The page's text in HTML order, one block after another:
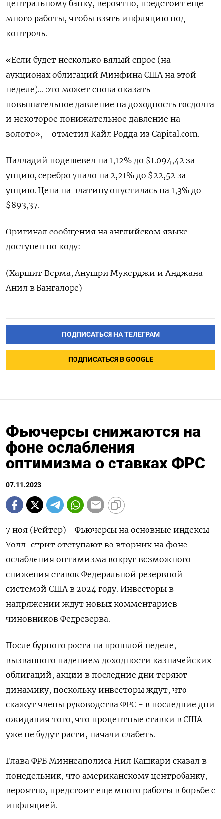
центральному банку, вероятно, предстоит еще
много работы, чтобы взять инфляцию под
контроль.
«Если будет несколько вялый спрос (на
аукционах облигаций Минфина США на этой
неделе)... это может снова оказать
повышательное давление на доходность госдолга
и некоторое понижательное давление на
золото», - отметил Кайл Родда из Capital.com.
Палладий подешевел на 1,12% до $1.094,42​​ за
унцию, серебро упало на 2,21% до $22,52​ за
унцию. Цена на платину опустилась на 1,3% до
$893,37.
Оригинал сообщения на английском языке
доступен по коду:
(Харшит Верма, Анушри Мукерджи и Анджана
Анил в Бангалоре)
ПОДПИСАТЬСЯ НА ТЕЛЕГРАМ
ПОДПИСАТЬСЯ В GOOGLE
Фьючерсы снижаются на
фоне ослабления
оптимизма о ставках ФРС
07.11.2023
7 ноя (Рейтер) - Фьючерсы на основные индексы
Уолл-стрит отступают во вторник на фоне
ослабления оптимизма вокруг возможного
снижения ставок Федеральной резервной
системой США в 2024 году. Инвесторы в
напряжении ждут новых комментариев
чиновников Федрезерва.
После бурного роста на прошлой неделе,
вызванного падением доходности казначейских
облигаций, акции в последние дни теряют
динамику, поскольку инвесторы ждут, что
скажут члены руководства ФРС - в последние дни
ожидания того, что процентные ставки в США
уже не будут расти, начали слабеть.
Глава ФРБ Миннеаполиса Нил Кашкари сказал в
понедельник, что американскому центробанку,
вероятно, предстоит еще много работы в борьбе с
инфляцией.